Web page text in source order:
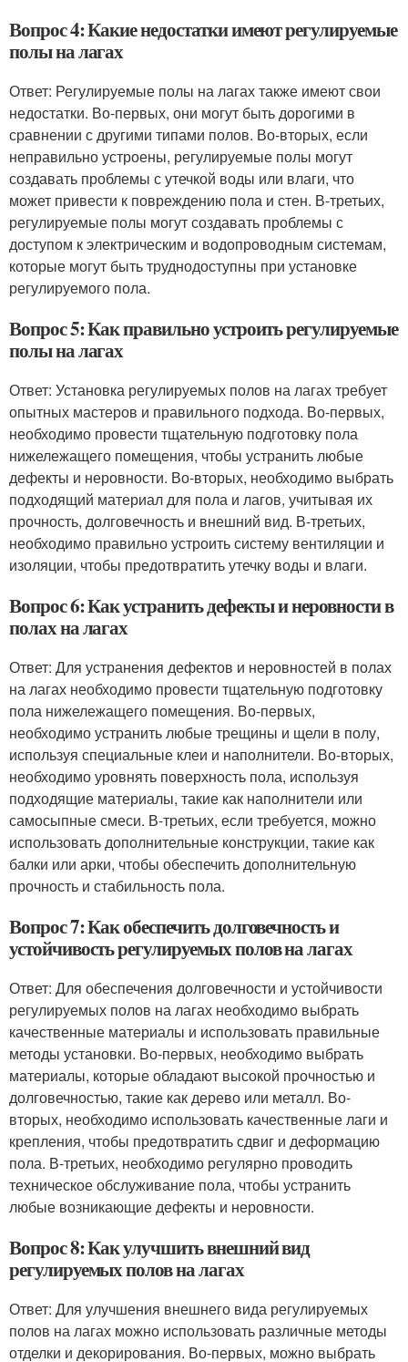
Вопрос 4: Какие недостатки имеют регулируемые
полы на лагах
Ответ: Регулируемые полы на лагах также имеют свои
недостатки. Во-первых, они могут быть дорогими в
сравнении с другими типами полов. Во-вторых, если
неправильно устроены, регулируемые полы могут
создавать проблемы с утечкой воды или влаги, что
может привести к повреждению пола и стен. В-третьих,
регулируемые полы могут создавать проблемы с
доступом к электрическим и водопроводным системам,
которые могут быть труднодоступны при установке
регулируемого пола.
Вопрос 5: Как правильно устроить регулируемые
полы на лагах
Ответ: Установка регулируемых полов на лагах требует
опытных мастеров и правильного подхода. Во-первых,
необходимо провести тщательную подготовку пола
нижележащего помещения, чтобы устранить любые
дефекты и неровности. Во-вторых, необходимо выбрать
подходящий материал для пола и лагов, учитывая их
прочность, долговечность и внешний вид. В-третьих,
необходимо правильно устроить систему вентиляции и
изоляции, чтобы предотвратить утечку воды и влаги.
Вопрос 6: Как устранить дефекты и неровности в
полах на лагах
Ответ: Для устранения дефектов и неровностей в полах
на лагах необходимо провести тщательную подготовку
пола нижележащего помещения. Во-первых,
необходимо устранить любые трещины и щели в полу,
используя специальные клеи и наполнители. Во-вторых,
необходимо уровнять поверхность пола, используя
подходящие материалы, такие как наполнители или
самосыпные смеси. В-третьих, если требуется, можно
использовать дополнительные конструкции, такие как
балки или арки, чтобы обеспечить дополнительную
прочность и стабильность пола.
Вопрос 7: Как обеспечить долговечность и
устойчивость регулируемых полов на лагах
Ответ: Для обеспечения долговечности и устойчивости
регулируемых полов на лагах необходимо выбрать
качественные материалы и использовать правильные
методы установки. Во-первых, необходимо выбрать
материалы, которые обладают высокой прочностью и
долговечностью, такие как дерево или металл. Во-
вторых, необходимо использовать качественные лаги и
крепления, чтобы предотвратить сдвиг и деформацию
пола. В-третьих, необходимо регулярно проводить
техническое обслуживание пола, чтобы устранить
любые возникающие дефекты и неровности.
Вопрос 8: Как улучшить внешний вид
регулируемых полов на лагах
Ответ: Для улучшения внешнего вида регулируемых
полов на лагах можно использовать различные методы
отделки и декорирования. Во-первых, можно выбрать